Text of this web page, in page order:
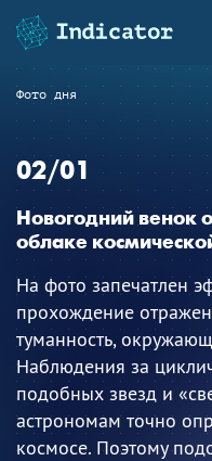
Фото дня
02/01
Новогодний венок
облаке
На фото запечатлен
прохождение
туманность,
Наблюдения за
подобных звезд и
астрономам точно
космосе. Поэтому